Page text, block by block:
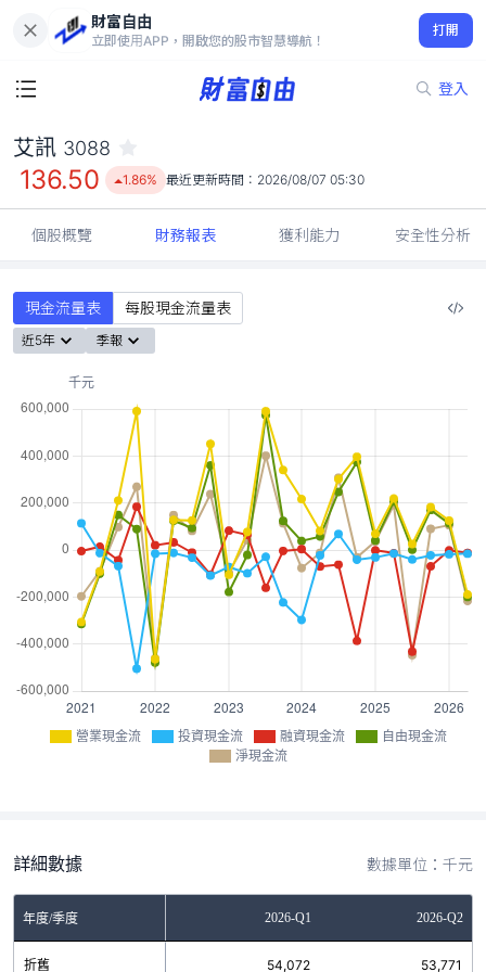
財富自由
立即使用APP，開啟您的股市智慧導航！
打開
登入
136.50
1.86%
艾訊 3088
136.50 1.86% 最近更新時間： 2026/08/07 05:30
個股概覽 財務報表 獲利能力 安全性分析
現金流量表 每股現金流量表
近5年 季報
營業現金流 投資現金流 融資現金流
自由現金流
淨現金流
詳細數據 數據單位：千元
年度/季度 2026-Q1 2026-Q2
折舊 54,072 53,771